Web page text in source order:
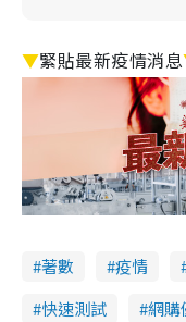
▼緊貼最新疫情消息
著數 疫情
快速測試
網購